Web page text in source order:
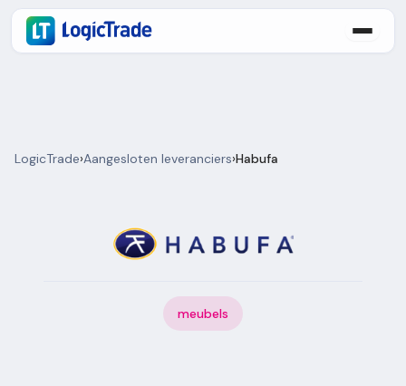
LogicTrade›Aangesloten leveranciers›Habufa
meubels